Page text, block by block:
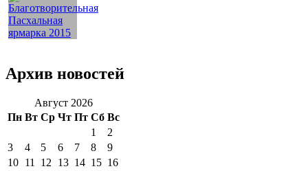
Архив новостей
Август 2026
Пн Вт Ср Чт Пт Сб Вс
1
2
3
4 5 6 7 8
9
10 11 12 13 14 15 16